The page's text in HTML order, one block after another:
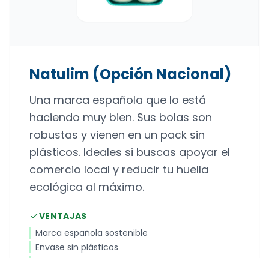
Natulim (Opción Nacional)
Una marca española que lo está
haciendo muy bien. Sus bolas son
robustas y vienen en un pack sin
plásticos. Ideales si buscas apoyar el
comercio local y reducir tu huella
ecológica al máximo.
VENTAJAS
Marca española sostenible
Envase sin plásticos